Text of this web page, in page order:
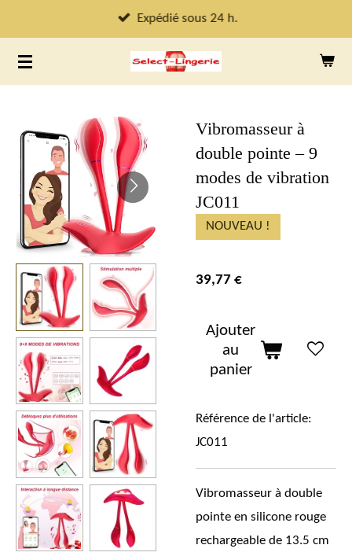
au
contenu
principal
Expédié sous 24 h.
Vibromasseur à
double pointe – 9
modes de vibration
JC011
NOUVEAU !
39,77 €
Ajouter
au
panier
Référence de l'article:
JC011
Vibromasseur à double
pointe en silicone rouge
rechargeable de 13.5 cm